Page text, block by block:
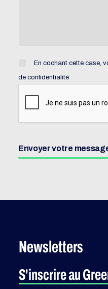
En cochant cette case,
de confidentialité
Envoyer votre
Newsletters
S'inscrire au